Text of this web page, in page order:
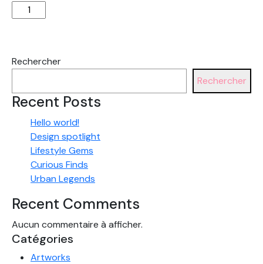
quantité
de
Rechercher
Rechercher
Recent Posts
Hello world!
Design spotlight
Lifestyle Gems
Curious Finds
Urban Legends
Recent Comments
Aucun commentaire à afficher.
Catégories
Artworks